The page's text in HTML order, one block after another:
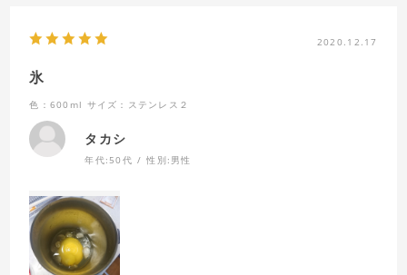
2020.12.17
氷
色：600ml サイズ：ステンレス２
タカシ
年代:50代 性別: 男性